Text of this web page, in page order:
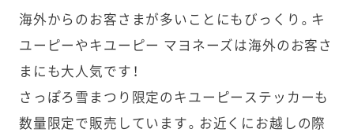
海外からのお客さまが多いことにもびっくり。キ
ユーピーやキユーピー マヨネーズは海外のお客さ
まにも大人気です！
さっぽろ雪まつり限定のキユーピーステッカーも
数量限定で販売しています。お近くにお越しの際